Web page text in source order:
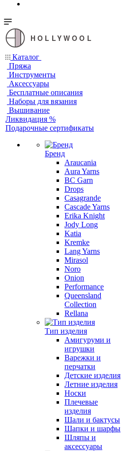
HOLLYWOOL
Каталог
Пряжа
Инструменты
Аксессуары
Бесплатные описания
Наборы для вязания
Вышивание
Ликвидация %
Подарочные сертификаты
Бренд
Araucania
Aura Yarns
BC Garn
Drops
Casagrande
Cascade Yarns
Erika Knight
Jody Long
Katia
Kremke
Lang Yarns
Mirasol
Noro
Onion
Performance
Queensland
Collection
Rellana
Тип изделия
Амигуруми и
игрушки
Варежки и
перчатки
Детские изделия
Летние изделия
Носки
Плечевые
изделия
Шали и бактусы
Шапки и шарфы
Шляпы и
аксессуары